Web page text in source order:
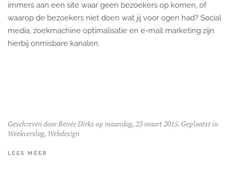
immers aan een site waar geen bezoekers op komen, of
waarop de bezoekers niet doen wat jij voor ogen had? Social
media, zoekmachine optimalisatie en e-mail marketing zijn
hierbij onmisbare kanalen.
Geschreven doorRenée Dirksop maandag, 23 maart 2015. Geplaatst in
Weekverslag, Webdesign
LEES MEER